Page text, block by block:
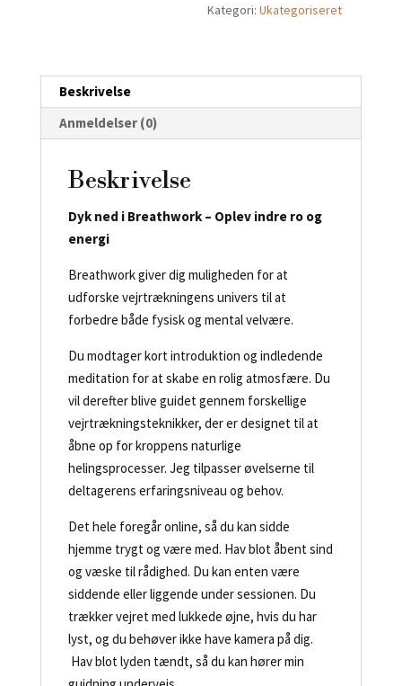
Kategori:Ukategoriseret
Beskrivelse
Anmeldelser (0)
Beskrivelse
Dyk ned i Breathwork – Oplev indre ro og
energi
Breathwork giver dig muligheden for at
udforske vejrtrækningens univers til at
forbedre både fysisk og mental velvære.
Du modtager kort introduktion og indledende
meditation for at skabe en rolig atmosfære. Du
vil derefter blive guidet gennem forskellige
vejrtrækningsteknikker, der er designet til at
åbne op for kroppens naturlige
helingsprocesser. Jeg tilpasser øvelserne til
deltagerens erfaringsniveau og behov.
Det hele foregår online, så du kan sidde
hjemme trygt og være med. Hav blot åbent sind
og væske til rådighed. Du kan enten være
siddende eller liggende under sessionen. Du
trækker vejret med lukkede øjne, hvis du har
lyst, og du behøver ikke have kamera på dig.
Hav blot lyden tændt, så du kan hører min